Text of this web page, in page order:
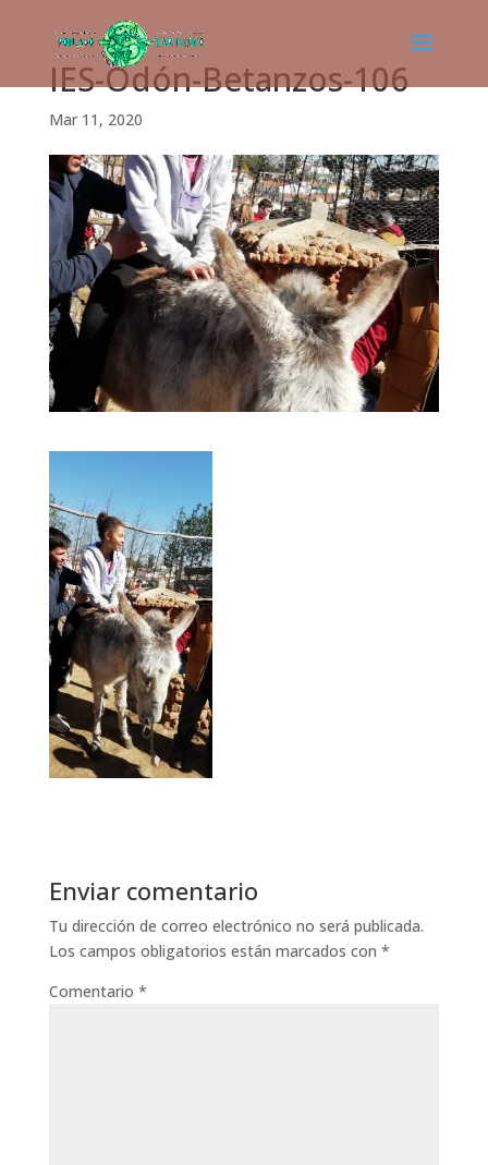
IES-Odón-Betanzos-106
Mar 11, 2020
Enviar comentario
Tu dirección de correo electrónico no será publicada.
Los campos obligatorios están marcados con *
Comentario *